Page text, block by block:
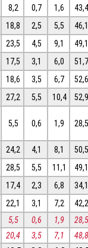
8,2 0,7 1,6
18,8 2,5 5,5
23,5 4,5 9,1
17,5 3,1 6,0
18,6 3,5 6,7
27,2 5,5 10,4
5,5 0,6 1,9
24,2 4,1 8,1
28,5 5,5 11,1
17,4 2,3 6,8
22,1 3,1 7,2
5,5 0,6 1,9
20,4 3,5 7,1